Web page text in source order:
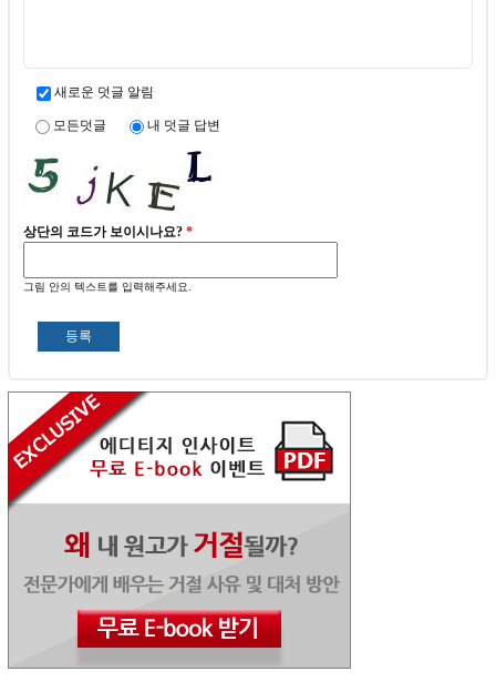
새로운 덧글 알림
모든덧글 내 덧글 답변
상단의 코드가 보이시나요? *
그림 안의 텍스트를 입력해주세요.